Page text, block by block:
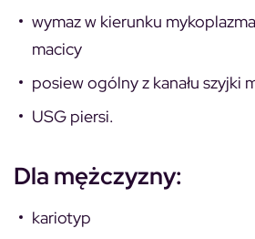
wymaz w kierunku mykoplazma
macicy
posiew ogólny z kanału szyjki
USG piersi.
Dla mężczyzny:
kariotyp